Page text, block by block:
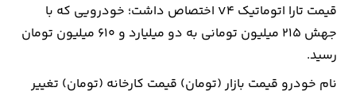
قیمت تارا اتوماتیک V۴ اختصاص داشت؛ خودرویی که با
جهش ۲۱۵ میلیون تومانی به دو میلیارد و ۶۱۰ میلیون تومان
رسید.
نام خودرو قیمت بازار (تومان) قیمت کارخانه (تومان) تغییر